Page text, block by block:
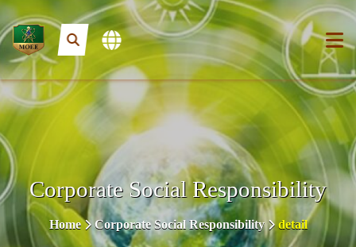
Corporate Social Responsibility
Home Corporate Social Responsibility detail